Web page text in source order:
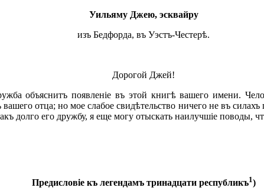
Уильяму Джею, эсквайру
изъ Бедфорда, въ Уэстъ-Честерѣ.
Дорогой Джей!
объяснитъ появленіе въ этой книгѣ вашего имени.
отца; но мое слабое свидѣтельство ничего не въ
долго его дружбу, я еще могу отыскать наилучшіе поводы,
Предисловіе къ легендамъ тринадцати республикъ1)